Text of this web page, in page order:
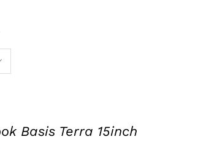
Basis Terra 15inch